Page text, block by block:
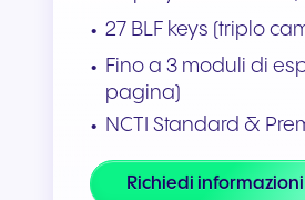
Integrazioni e
aggiuntivi
Collega Teams e
27 BLF keys (triplo
Fino a 3 moduli di
pagina)
NCTI Standard &
Richiedi informazioni